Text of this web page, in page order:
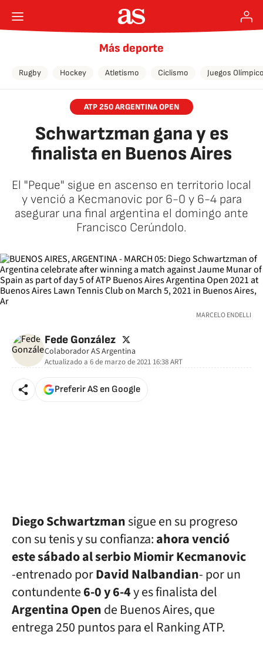
Más deporte
Rugby Hockey Atletismo Ciclismo Juegos
ATP 250 ARGENTINA OPEN
Schwartzman gana y es
finalista en Buenos Aires
El "Peque" sigue en ascenso en territorio local
y venció a Kecmanovic por 6-0 y 6-4 para
asegurar una final argentina el domingo ante
Francisco Cerúndolo.
MARCELO ENDELLI
Fede González twitter
Colaborador AS Argentina
Actualizado a 6 de marzo de 2021 16:38ART
Preferir AS en Google
Diego Schwartzmansigue en su progreso
con su tenis y su confianza:ahora venció
este sábado al serbio Miomir Kecmanovic
-entrenado porDavid Nalbandian- por un
contundente6-0 y 6-4y es finalista del
Argentina Opende Buenos Aires, que
entrega 250 puntos para el Ranking ATP.